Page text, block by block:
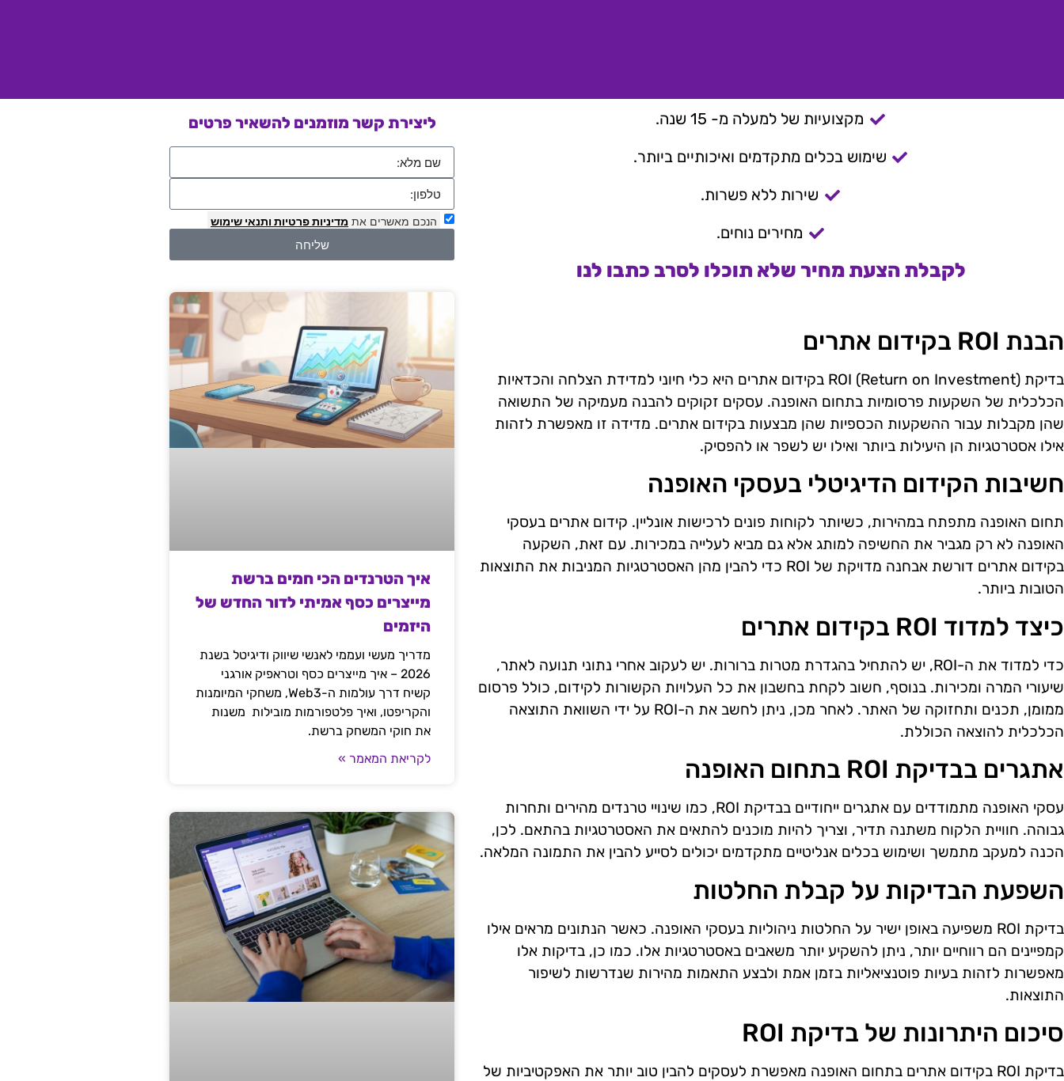
מקצועיות של למעלה מ- 15 שנה.
שימוש בכלים מתקדמים ואיכותיים ביותר.
שירות ללא פשרות.
מחירים נוחים.
לקבלת הצעת מחיר שלא תוכלו לסרב כתבו לנו
הבנת ROI בקידום אתרים
בדיקת ROI (Return on Investment) בקידום אתרים היא כלי חיוני למדידת הצלחה והכדאיות
הכלכלית של השקעות פרסומיות בתחום האופנה. עסקים זקוקים להבנה מעמיקה של התשואה
שהן מקבלות עבור ההשקעות הכספיות שהן מבצעות בקידום אתרים. מדידה זו מאפשרת לזהות
אילו אסטרטגיות הן היעילות ביותר ואילו יש לשפר או להפסיק.
חשיבות הקידום הדיגיטלי בעסקי האופנה
תחום האופנה מתפתח במהירות, כשיותר לקוחות פונים לרכישות אונליין. קידום אתרים בעסקי
האופנה לא רק מגביר את החשיפה למותג אלא גם מביא לעלייה במכירות. עם זאת, השקעה
בקידום אתרים דורשת אבחנה מדויקת של ROI כדי להבין מהן האסטרטגיות המניבות את התוצאות
הטובות ביותר.
כיצד למדוד ROI בקידום אתרים
כדי למדוד את ה-ROI, יש להתחיל בהגדרת מטרות ברורות. יש לעקוב אחרי נתוני תנועה לאתר,
שיעורי המרה ומכירות. בנוסף, חשוב לקחת בחשבון את כל העלויות הקשורות לקידום, כולל פרסום
ממומן, תכנים ותחזוקה של האתר. לאחר מכן, ניתן לחשב את ה-ROI על ידי השוואת התוצאה
הכלכלית להוצאה הכוללת.
אתגרים בבדיקת ROI בתחום האופנה
עסקי האופנה מתמודדים עם אתגרים ייחודיים בבדיקת ROI, כמו שינויי טרנדים מהירים ותחרות
גבוהה. חוויית הלקוח משתנה תדיר, וצריך להיות מוכנים להתאים את האסטרטגיות בהתאם. לכן,
הכנה למעקב מתמשך ושימוש בכלים אנליטיים מתקדמים יכולים לסייע להבין את התמונה המלאה.
השפעת הבדיקות על קבלת החלטות
בדיקת ROI משפיעה באופן ישיר על החלטות ניהוליות בעסקי האופנה. כאשר הנתונים מראים אילו
קמפיינים הם רווחיים יותר, ניתן להשקיע יותר משאבים באסטרטגיות אלו. כמו כן, בדיקות אלו
מאפשרות לזהות בעיות פוטנציאליות בזמן אמת ולבצע התאמות מהירות שנדרשות לשיפור
התוצאות.
סיכום היתרונות של בדיקת ROI
בדיקת ROI בקידום אתרים בתחום האופנה מאפשרת לעסקים להבין טוב יותר את האפקטיביות של
ליצירת קשר מוזמנים להשאיר פרטים
הנכם מאשרים את מדיניות פרטיות ותנאי שימוש
שליחה
איך הטרנדים הכי חמים ברשת
מייצרים כסף אמיתי לדור החדש של
היזמים
מדריך מעשי ועממי לאנשי שיווק ודיגיטל בשנת
2026 – איך מייצרים כסף וטראפיק אורגני
קשיח דרך עולמות ה-Web3, משחקי המיומנות
והקריפטו, ואיך פלטפורמות מובילות משנות
את חוקי המשחק ברשת.
לקריאת המאמר »